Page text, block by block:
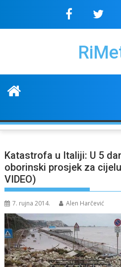
content
Katastrofa u Italiji: U 5
oborinski prosjek za
VIDEO)
7. rujna 2014. Alen Harčević